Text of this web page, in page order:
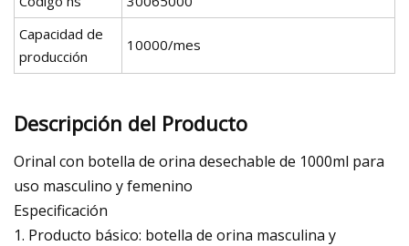
Capacidad de
producción
10000/mes
Descripción del Producto
Orinal con botella de orina desechable de 1000ml para
uso masculino y femenino
Especificación
1. Producto básico: botella de orina masculina y